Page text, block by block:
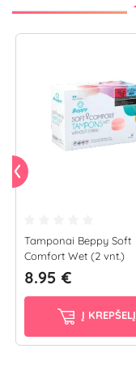
Tamponai Beppy Soft
Comfort Wet (2 vnt.)
8.95 €
Į KREPŠELĮ